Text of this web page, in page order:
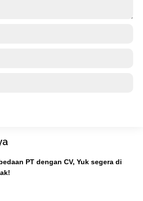
PT dengan CV, Yuk segera di